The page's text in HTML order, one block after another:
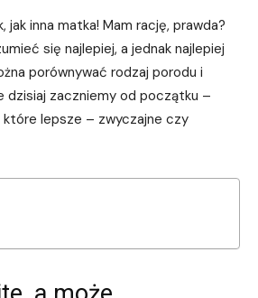
jak inna matka! Mam rację, prawda?
się najlepiej, a jednak najlepiej
porównywać rodzaj porodu i
dzisiaj zaczniemy od początku –
które lepsze – zwyczajne czy